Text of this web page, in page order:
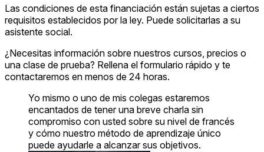
Las condiciones de esta financiación están sujetas a ciertos
requisitos establecidos por la ley. Puede solicitarlas a su
asistente social.
¿Necesitas información sobre nuestros cursos, precios o
una clase de prueba? Rellena el formulario rápido y te
contactaremos en menos de 24 horas.
Yo mismo o uno de mis colegas estaremos
encantados de tener una breve charla sin
compromiso con usted sobre su nivel de francés
y cómo nuestro método de aprendizaje único
puede ayudarle a alcanzar sus objetivos.